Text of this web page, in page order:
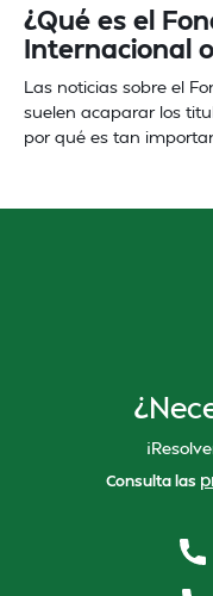
¿Qué es el
Internacional
Las noticias sobre el
suelen acaparar los
por qué es tan
Consulta las